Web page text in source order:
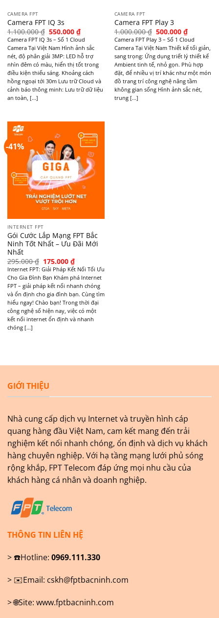
CAMERA FPT
Camera FPT IQ 3s
1.100.000₫ Original
price
was:
1.100.000 ₫.
550.000 ₫Current
price
is:
550.000 ₫.
Camera FPT IQ 3s – Số 1 Cloud
Camera Tại Việt Nam Hình ảnh sắc
nét, độ phân giải 3MP: LED hỗ trợ
nhìn đêm có màu, hiển thị tốt trong
điều kiện thiếu sáng. Khoảng cách
hồng ngoại tới 30m Lưu trữ Cloud và
cảnh báo thông minh: Lưu trữ dữ liệu
an toàn, [...]
CAMERA FPT
Camera FPT Play 3
1.000.000₫ Original
price
was:
1.000.000 ₫.
500.000 ₫Current
price
is:
500.000
Camera FPT Play 3 – Số 1 Cloud
Camera Tại Việt Nam Thiết kế tối giản,
sang trọng: Ứng dụng triết lý thiết kế
Ambient tinh tế, nhỏ gọn. Phù hợp
đặt, để nhiều vị trí khác như một món
đồ trang trí công nghệ nâng tầm
không gian sống Hình ảnh sắc nét,
trung [...]
-41%
INTERNET FPT
Gói Cước Lắp Mạng FPT Bắc
Ninh Tốt Nhất – Ưu Đãi Mới
Nhất
295.000₫ Original
price
was:
295.000 ₫.
175.000 ₫Current
price
is:
175.000 ₫.
Internet FPT: Giải Pháp Kết Nối Tối Ưu
Cho Gia Đình Bạn Khám phá Internet
FPT – giải pháp kết nối nhanh chóng
và ổn định cho gia đình bạn. Cùng tìm
hiểu ngay! Chào bạn! Trong thời đại
công nghệ số hiện nay, việc có một
kết nối internet ổn định và nhanh
chóng [...]
GIỚI THIỆU
Nhà cung cấp dịch vụ Internet và truyền hình cáp
quang hàng đầu Việt Nam, cam kết mang đến trải
nghiệm kết nối nhanh chóng, ổn định và dịch vụ khách
hàng chuyên nghiệp. Với hạ tầng mạng lưới phủ sóng
rộng khắp, FPT Telecom đáp ứng mọi nhu cầu của
khách hàng cá nhân và doanh nghiệp.
THÔNG TIN LIÊN HỆ
> ☎️Hotline: 0969.111.330
> ✉️Email: cskh@fptbacninh.com
> 🌐Site: www.fptbacninh.com